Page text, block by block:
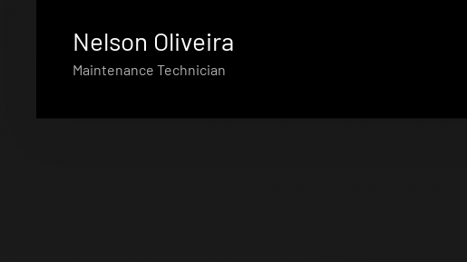
Nelson Oliveira
Maintenance Technician